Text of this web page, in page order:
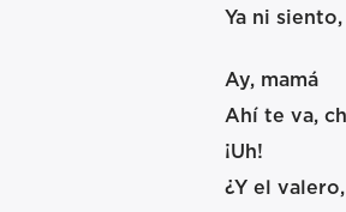
Ya ni
Ay, mamá
Ahí te va,
¡Uh!
¿Y el